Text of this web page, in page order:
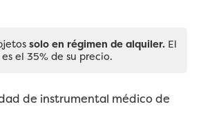
solo en régimen de alquiler. El
el 35% de su precio.
de instrumental médico de